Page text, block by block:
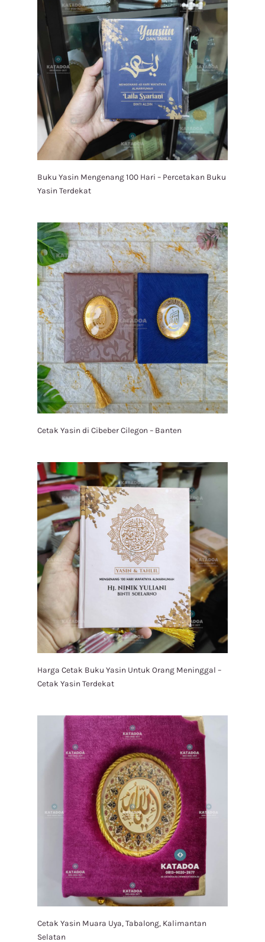
Buku Yasin Mengenang 100 Hari – Percetakan Buku
Yasin Terdekat
Cetak Yasin di Cibeber Cilegon – Banten
Harga Cetak Buku Yasin Untuk Orang Meninggal –
Cetak Yasin Terdekat
Cetak Yasin Muara Uya, Tabalong, Kalimantan
Selatan